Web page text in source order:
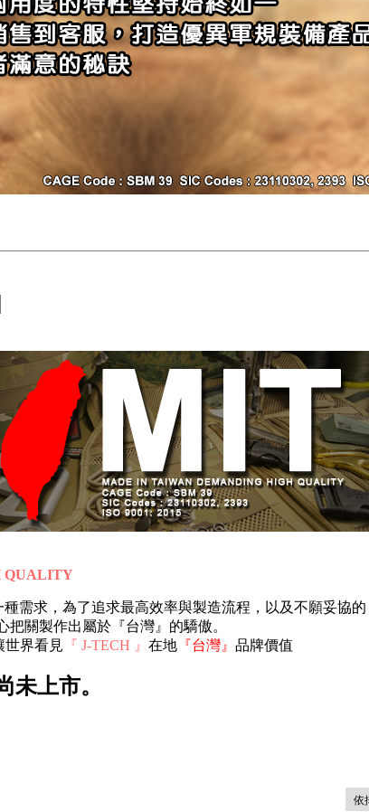
QUALITY
需求，為了追求最高效率與製造流程，以及不願妥協的
關製作出屬於『台灣』的驕傲。
世界看見 『 J-TECH 』 在地『台灣』 品牌價值
上市。